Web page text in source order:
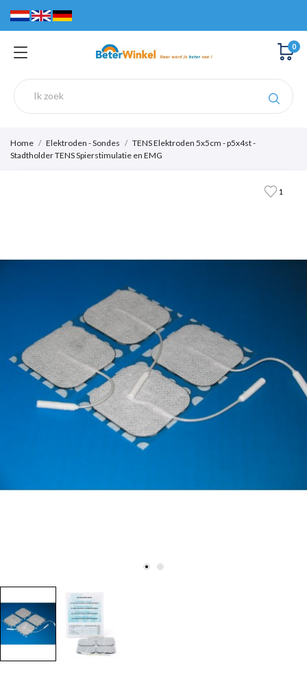
0
Home Elektroden - Sondes
TENS Elektroden 5x5cm - p5x4st -
Stadtholder TENS Spierstimulatie en EMG
1